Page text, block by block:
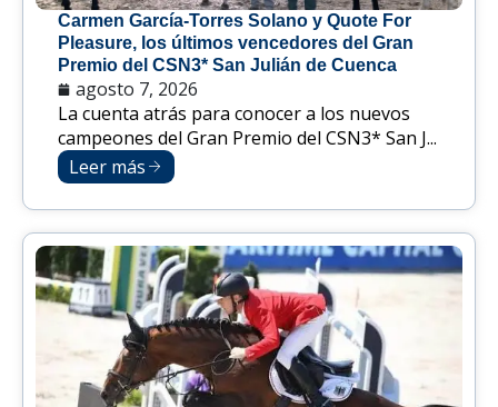
Carmen García-Torres Solano y Quote For
Pleasure, los últimos vencedores del Gran
Premio del CSN3* San Julián de Cuenca
agosto 7, 2026
La cuenta atrás para conocer a los nuevos
campeones del Gran Premio del CSN3* San J...
Leer más